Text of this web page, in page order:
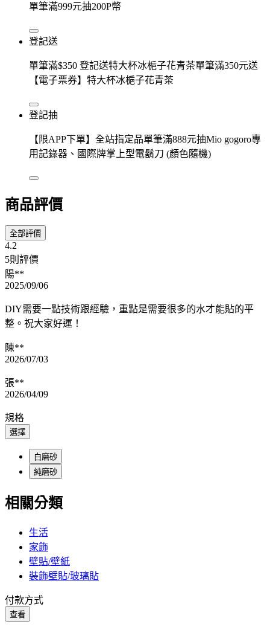
單筆滿999元抽200P幣
登記送
單筆滿$350 登記送特大杯冰梔子花青茶單筆滿350元送
【電子票券】特大杯冰梔子花青茶
登記抽
【限APP下單】全站指定品單筆滿888元抽Mio gogoro專
用記錄器、國際牌掌上型電鬍刀 (顏色隨機)
商品評價
全部評價
4.2
5則評價
陽**
2025/09/06
DIY需要一點技術跟經驗，重點是需要很多的水才能貼的平
整。祝大家好運！
陳**
2026/07/03
張**
2026/04/09
規格
選擇
白磨砂
純磨砂
相關分類
生活
家飾
壁貼/壁紙
裝飾壁貼/玻璃貼
付款方式
查看